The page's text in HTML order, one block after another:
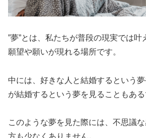
”夢”とは、私たちが普段の現実では叶
願望や願いが現れる場所です。
中には、好きな人と結婚するという
が結婚するという夢を見ることもある
このような夢を見た際には、不思議